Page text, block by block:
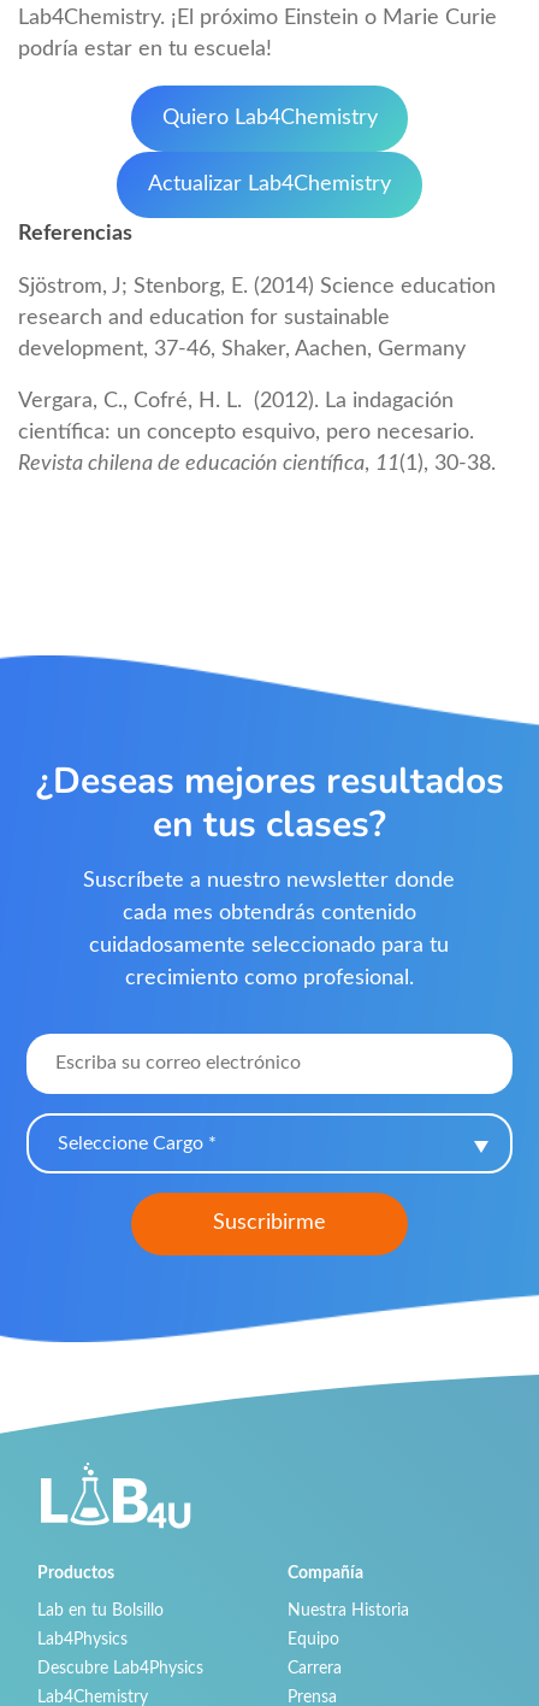
Lab4Chemistry. ¡El próximo Einstein o Marie Curie
podría estar en tu escuela!
Quiero Lab4Chemistry
Actualizar Lab4Chemistry
Referencias
Sjöstrom, J; Stenborg, E. (2014) Science education
research and education for sustainable
development, 37-46, Shaker, Aachen, Germany
Vergara, C., Cofré, H. L. (2012). La indagación
científica: un concepto esquivo, pero necesario.
Revista chilena de educación científica, 11(1), 30-38.
¿Deseas mejores resultados
en tus clases?
Suscríbete a nuestro newsletter donde
cada mes obtendrás contenido
cuidadosamente seleccionado para tu
crecimiento como profesional.
Seleccione Cargo *
Productos
Lab en tu Bolsillo
Lab4Physics
Descubre Lab4Physics
Lab4Chemistry
Compañía
Nuestra Historia
Equipo
Carrera
Prensa